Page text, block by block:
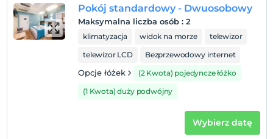
Zameldować się
Po 12:00
Wymeldować się
Pokój standardowy - Dwuosobowy
Maksymalna liczba osób : 2
klimatyzacja widok na morze
telewizor
telewizor LCD
Bezprzewodowy internet
Opcje łóżek
(2 Kwota) pojedyncze łóżko
(1 Kwota) duży podwójny
Wybierz datę